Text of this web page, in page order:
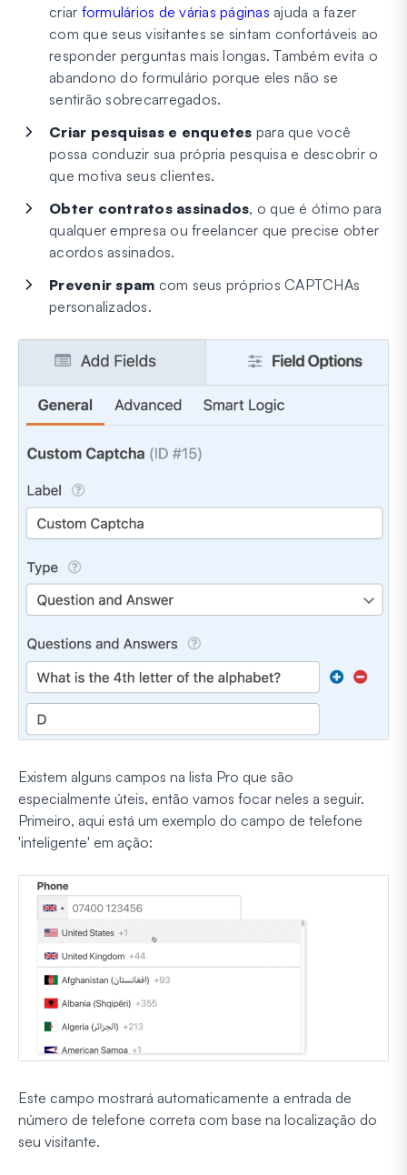
criar formulários de várias páginas ajuda a fazer
com que seus visitantes se sintam confortáveis ao
responder perguntas mais longas. Também evita o
abandono do formulário porque eles não se
sentirão sobrecarregados.
Criar pesquisas e enquetes para que você
possa conduzir sua própria pesquisa e descobrir o
que motiva seus clientes.
Obter contratos assinados, o que é ótimo para
qualquer empresa ou freelancer que precise obter
acordos assinados.
Prevenir spam com seus próprios CAPTCHAs
personalizados.
Existem alguns campos na lista Pro que são
especialmente úteis, então vamos focar neles a seguir.
Primeiro, aqui está um exemplo do campo de telefone
'inteligente' em ação:
Este campo mostrará automaticamente a entrada de
número de telefone correta com base na localização do
seu visitante.